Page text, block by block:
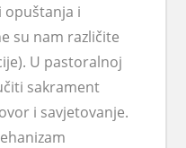
opuštanja i
su nam različite
U pastoralnoj
sakrament
i savjetovanje.